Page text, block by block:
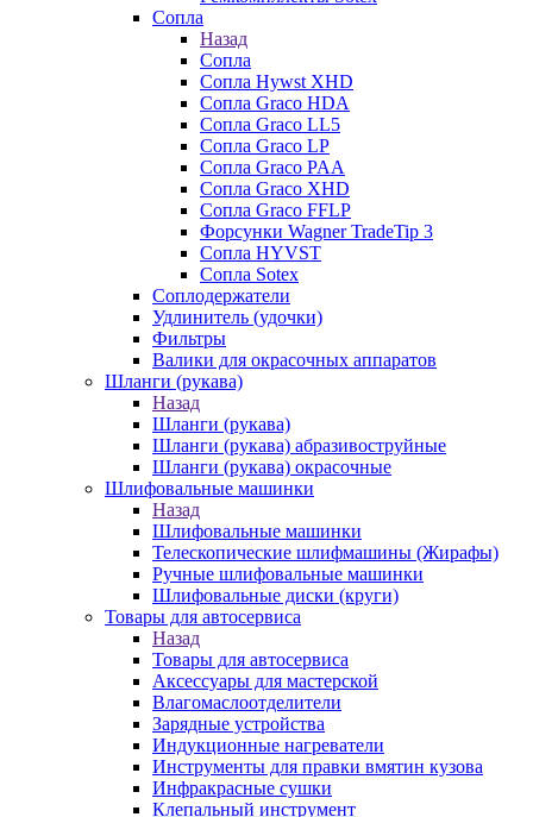
Сопла
Назад
Сопла
Сопла Hywst XHD
Сопла Graco HDA
Сопла Graco LL5
Сопла Graco LP
Сопла Graco PAA
Сопла Graco XHD
Сопла Graco FFLP
Форсунки Wagner TradeTip 3
Сопла HYVST
Сопла Sotex
Соплодержатели
Удлинитель (удочки)
Фильтры
Валики для окрасочных аппаратов
Шланги (рукава)
Назад
Шланги (рукава)
Шланги (рукава) абразивоструйные
Шланги (рукава) окрасочные
Шлифовальные машинки
Назад
Шлифовальные машинки
Телескопические шлифмашины (Жирафы)
Ручные шлифовальные машинки
Шлифовальные диски (круги)
Товары для автосервиса
Назад
Товары для автосервиса
Аксессуары для мастерской
Влагомаслоотделители
Зарядные устройства
Индукционные нагреватели
Инструменты для правки вмятин кузова
Инфракрасные сушки
Клепальный инструмент